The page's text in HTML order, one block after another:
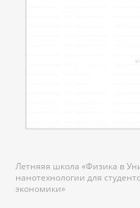
Летняяя школа «Физика в
нанотехнологии для
экономики»